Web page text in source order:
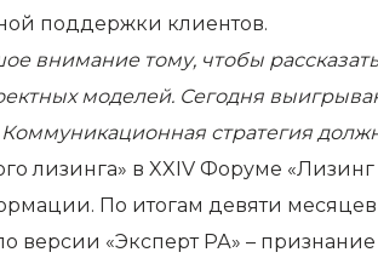
поддержки клиентов.
внимание тому, чтобы
моделей. Сегодня
стратегия
лизинга» в XXIV Форуме
По итогам девяти
версии «Эксперт РА» –